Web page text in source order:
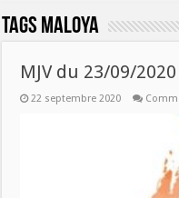
Tags maloya
MJV du 23/09/2020
22 septembre 2020